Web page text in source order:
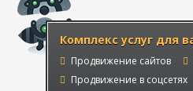
Комплекс услуг для
Продвижение сайтов
Продвижение в соцсетях